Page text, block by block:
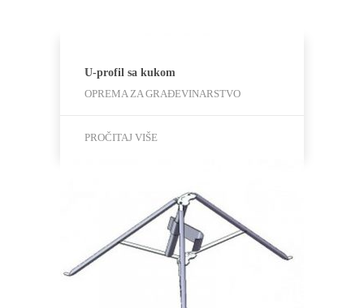
U-profil sa kukom
OPREMA ZA GRAĐEVINARSTVO
PROČITAJ VIŠE